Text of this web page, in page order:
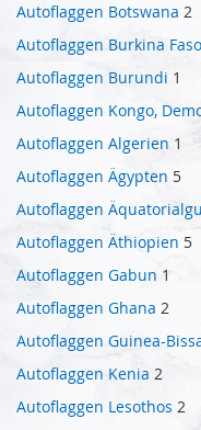
Autoflaggen Botswana 2
Autoflaggen Burkina Faso
Autoflaggen Burundi 1
Autoflaggen Kongo,
Autoflaggen Algerien 1
Autoflaggen Ägypten 5
Autoflaggen
Autoflaggen Äthiopien 5
Autoflaggen Gabun 1
Autoflaggen Ghana 2
Autoflaggen Guinea-
Autoflaggen Kenia 2
Autoflaggen Lesothos 2